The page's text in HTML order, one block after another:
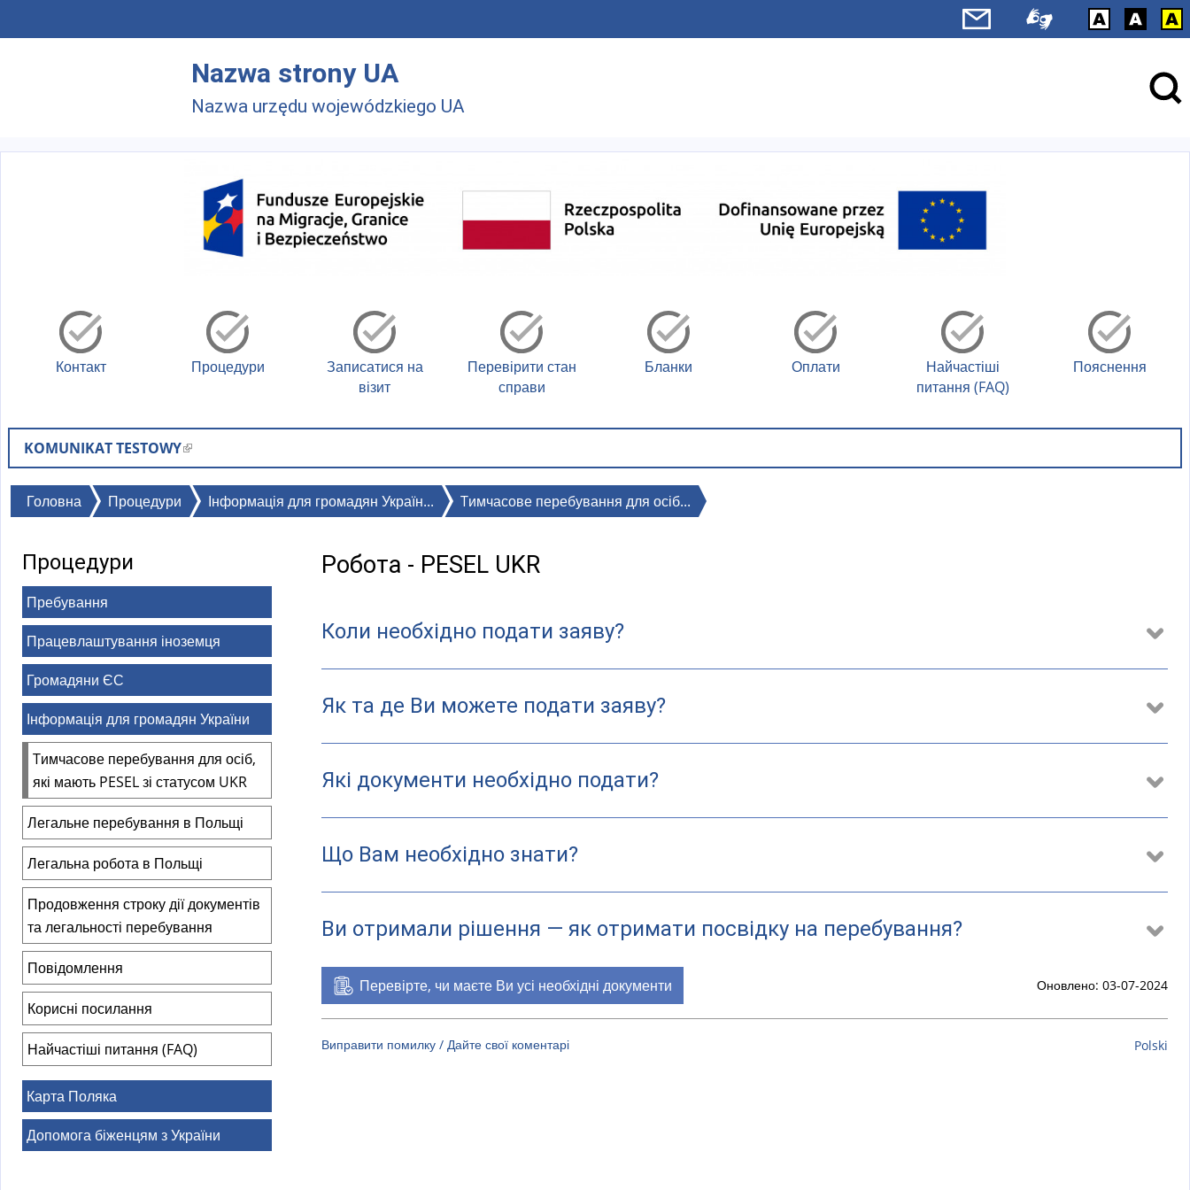
Nazwa strony UA
Nazwa urzędu wojewódzkiego UA
Контакт Процедури
Записатися на
візит
Перевірити стан
справи
Бланки Оплати
Найчастіші
питання (FAQ)
Пояснення
KOMUNIKAT TESTOWY(
l
n
s
t
r
n
a
l
)
Ви
тут
Головна Процедури Інформація для громадян Україн... Tимчасове перебування для осіб...
Процедури
Пребування
Працевлаштування іноземця
Громадяни ЄС
Інформація для громадян України
Tимчасове перебування для осіб,
які мають PESEL зі статусом UKR
Легальне перебування в Польщі
Легальна робота в Польщі
Продовження строку дії документів
та легальності перебування
Повідомлення
Корисні посилання
Найчастіші питання (FAQ)
Карта Поляка
Допомога біженцям з України
Робота - PESEL UKR
Коли необхідно подати заяву?
Як та де Ви можете подати заяву?
Які документи необхідно подати?
Що Вам необхідно знати?
Ви отримали рішення — як отримати посвідку на перебування?
Перевірте, чи маєте Ви усі необхідні документи Оновлено: 03-07-2024
Виправити помилку / Дайте свої коментарі Polski